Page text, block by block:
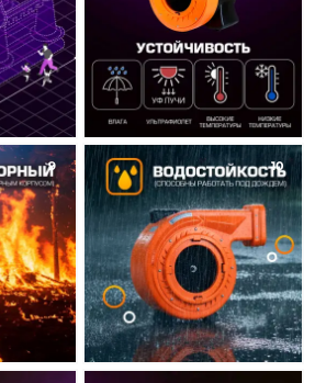
9 10